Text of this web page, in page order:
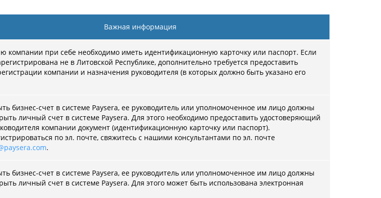
Важная информация
компании при себе необходимо иметь идентификационную карточку или паспорт. Если
не в Литовской Республике, дополнительно требуется предоставить
компании и назначения руководителя (в которых должно быть указано его
бизнес-счет в системе Paysera, ее руководитель или уполномоченное им лицо должны
личный счет в системе Paysera. Для этого необходимо предоставить удостоверяющий
компании документ (идентификационную карточку или паспорт).
по эл. почте, свяжитесь с нашими консультантами по эл. почте
.
бизнес-счет в системе Paysera, ее руководитель или уполномоченное им лицо должны
личный счет в системе Paysera. Для этого может быть использована электронная